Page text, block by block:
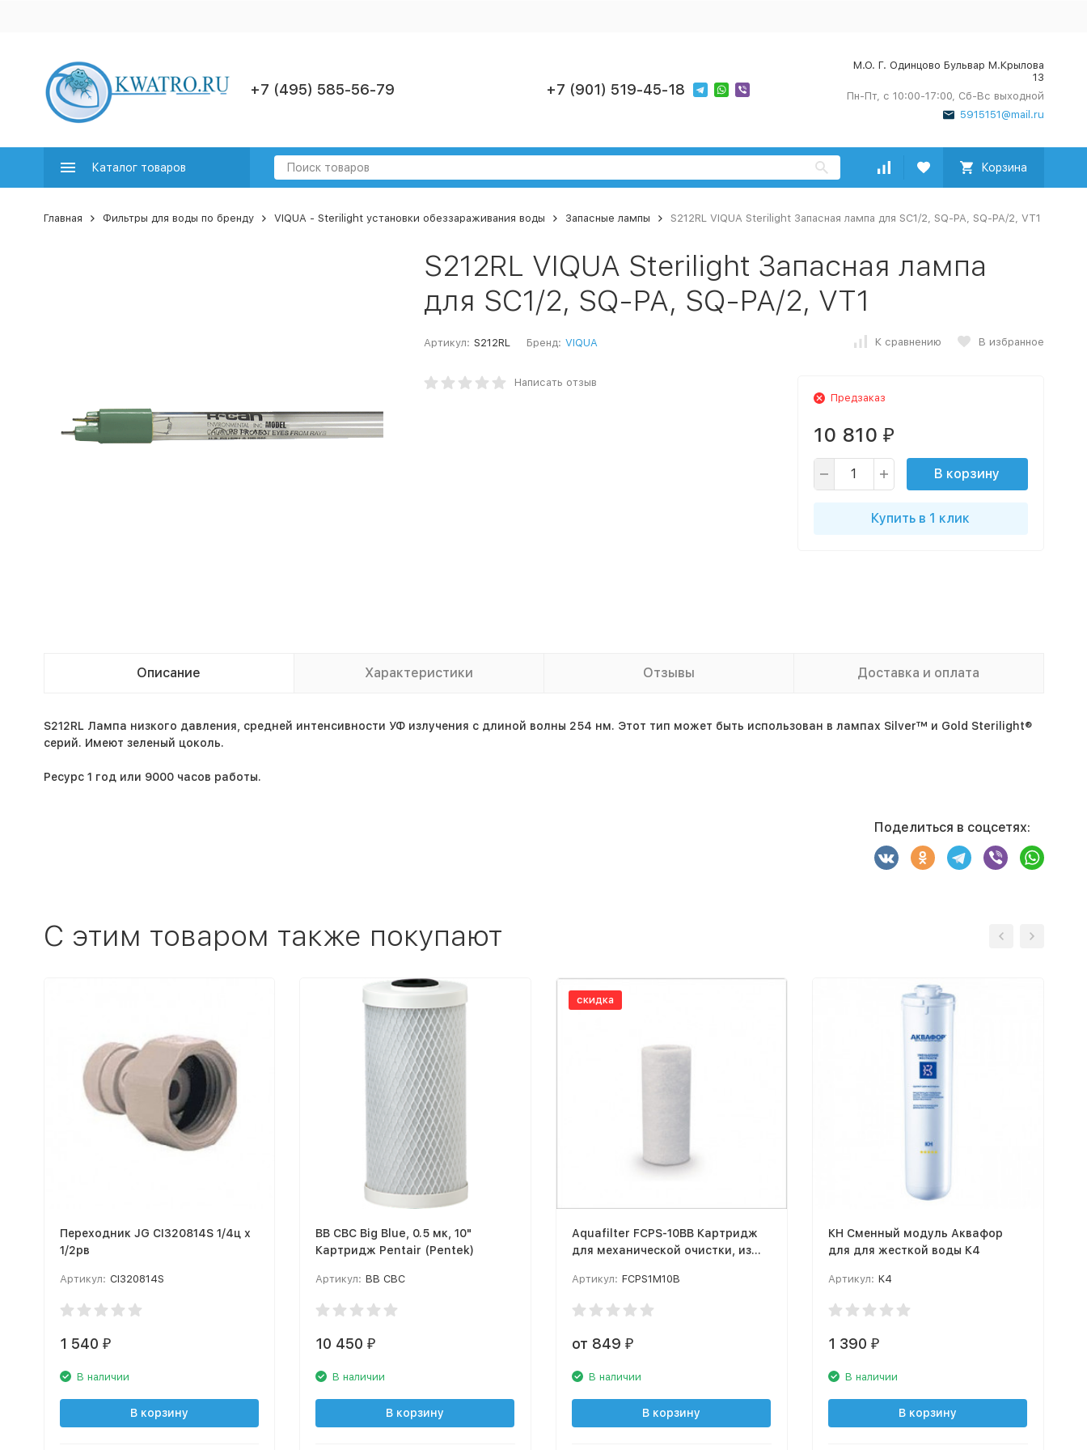
+7 (495) 585-56-79 +7 (901) 519-45-18
М.О. Г. Одинцово Бульвар М.Крылова
13
Пн-Пт, с 10:00-17:00, Сб-Вс выходной
5915151@mail.ru
Каталог товаров Корзина
Главная Фильтры для воды по бренду VIQUA - Sterilight установки обеззараживания воды Запасные лампы S212RL VIQUA Sterilight Запасная лампа для SC1/2, SQ-PA, SQ-PA/2, VT1
S212RL VIQUA Sterilight Запасная лампа
для SC1/2, SQ-PA, SQ-PA/2, VT1
Артикул: S212RL Бренд: VIQUA К сравнению В избранное
Написать отзыв
Предзаказ
10 810 ₽
В корзину
Купить в 1 клик
Описание Характеристики Отзывы Доставка и оплата
S212RL Лампа низкого давления, средней интенсивности УФ излучения с длиной волны 254 нм. Этот тип может быть использован в лампах Silver™ и Gold Sterilight®
серий. Имеют зеленый цоколь.
Ресурс 1 год или 9000 часов работы.
Поделиться в соцсетях:
C этим товаром также покупают
Переходник JG CI320814S 1/4ц х
1/2рв
Артикул: CI320814S
1 540 ₽
В наличии
В корзину
BB CBC Big Blue, 0.5 мк, 10"
Картридж Pentair (Pentek)
Артикул: BB CBC
10 450 ₽
В наличии
В корзину
скидка
Aquafilter FCPS-10BB Картридж
для механической очистки, из
Артикул: FCPS1M10B
от 849 ₽
В наличии
В корзину
КН Cменный модуль Аквафор
для для жесткой воды К4
Артикул: K4
1 390 ₽
В наличии
В корзину